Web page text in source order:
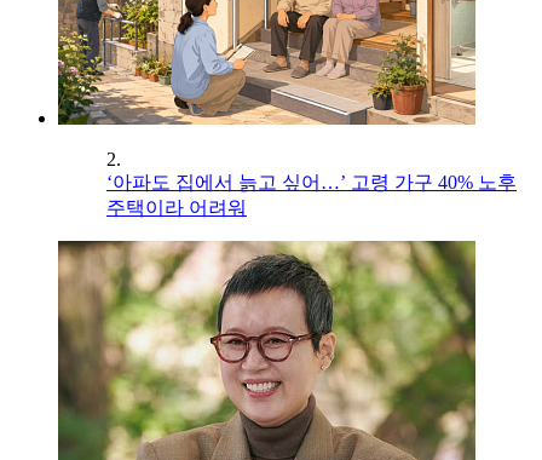
2.
‘아파도 집에서 늙고 싶어…’ 고령 가구 40% 노후
주택이라 어려워